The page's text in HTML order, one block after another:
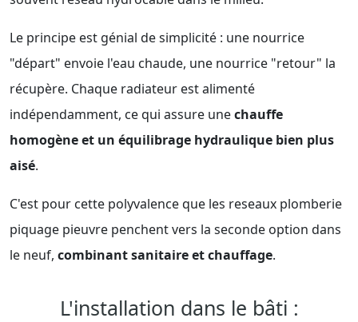
Le principe est génial de simplicité : une nourrice
"départ" envoie l'eau chaude, une nourrice "retour" la
récupère. Chaque radiateur est alimenté
indépendamment, ce qui assure unechauffe
homogène et un équilibrage hydraulique bien plus
aisé.
C'est pour cette polyvalence que les reseaux plomberie
piquage pieuvre penchent vers la seconde option dans
le neuf, combinant sanitaire et chauffage.
L'installation dans le bâti :